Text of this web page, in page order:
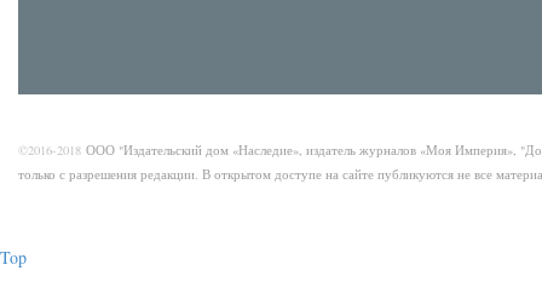
©2016-2018 ООО "Издательский дом «Наследие», издатель журналов «Моя Империя»,
только с разрешения редакции. В открытом доступе на сайте публикуются не все
Top